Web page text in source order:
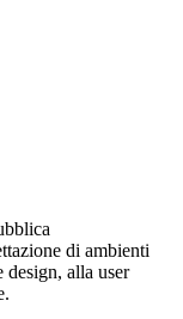
di ambienti
alla user